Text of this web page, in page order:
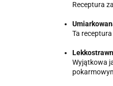
Receptura
Ta
Wyjątkowa